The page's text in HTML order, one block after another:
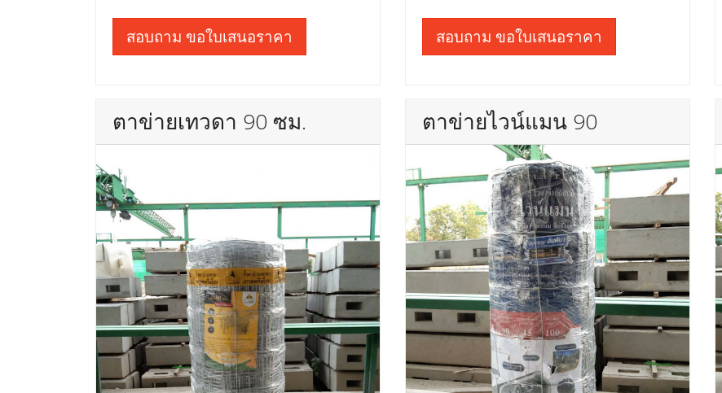
สอบถาม ขอใบเสนอราคา สอบถาม ขอใบเสนอราคา
ตาข่ายเทวดา 90 ซม. ตาข่ายไวน์แมน 90